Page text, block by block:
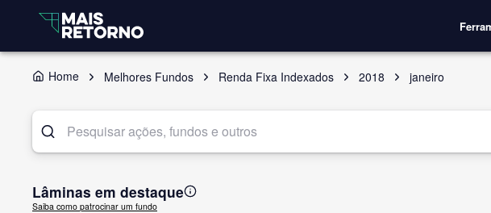
Home Melhores Fundos Renda Fixa Indexados 2018 janeiro
Lâminas em destaque
Saiba como patrocinar um fundo